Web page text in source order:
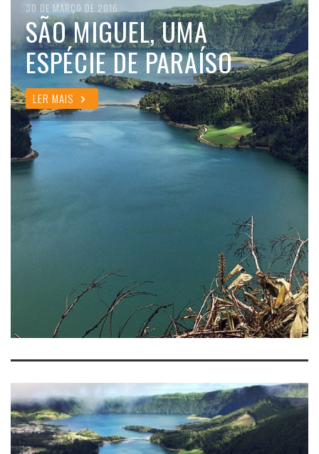
30 DE MARÇO DE 2016
SÃO MIGUEL, UMA
ESPÉCIE DE PARAÍSO
LER MAIS